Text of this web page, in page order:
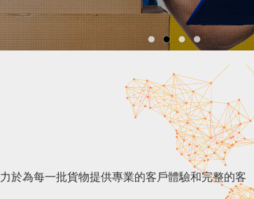
於為每一批貨物提供專業的客戶體驗和完整的客